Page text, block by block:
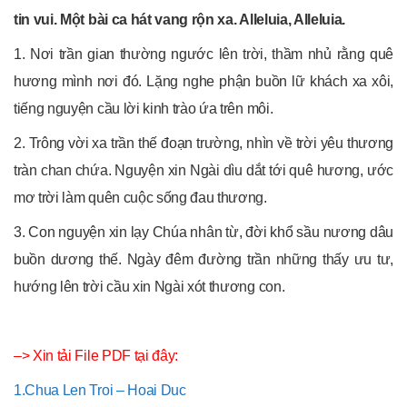
tin vui. Một bài ca hát vang rộn xa. Alleluia, Alleluia.
1. Nơi trần gian thường ngước lên trời, thầm nhủ rằng quê
hương mình nơi đó. Lặng nghe phận buồn lữ khách xa xôi,
tiếng nguyện cầu lời kinh trào ứa trên môi.
2. Trông vời xa trần thế đoạn trường, nhìn về trời yêu thương
tràn chan chứa. Nguyện xin Ngài dìu dắt tới quê hương, ước
mơ trời làm quên cuộc sống đau thương.
3. Con nguyện xin lạy Chúa nhân từ, đời khổ sầu nương dâu
buồn dương thế. Ngày đêm đường trần những thấy ưu tư,
hướng lên trời cầu xin Ngài xót thương con.
–> Xin tải File PDF tại đây:
1.Chua Len Troi – Hoai Duc